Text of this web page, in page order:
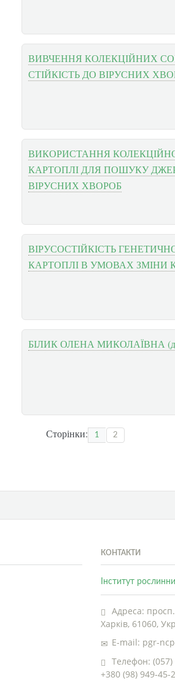
ВИВЧЕННЯ КОЛЕКЦІЙНИХ
СТІЙКІСТЬ ДО ВІРУСНИХ
ВИКОРИСТАННЯ
КАРТОПЛІ ДЛЯ ПОШУКУ
ВІРУСНИХ ХВОРОБ
ВІРУСОСТІЙКІСТЬ
КАРТОПЛІ В УМОВАХ ЗМІНИ
БІЛИК ОЛЕНА МИКОЛАЇВНА (до
Сторінки: 1 2
КОНТАКТИ
Інститут
Адреса:
Харків, 61060,
E-mail: pgr-
Телефон:
+380 (98) 949-45-